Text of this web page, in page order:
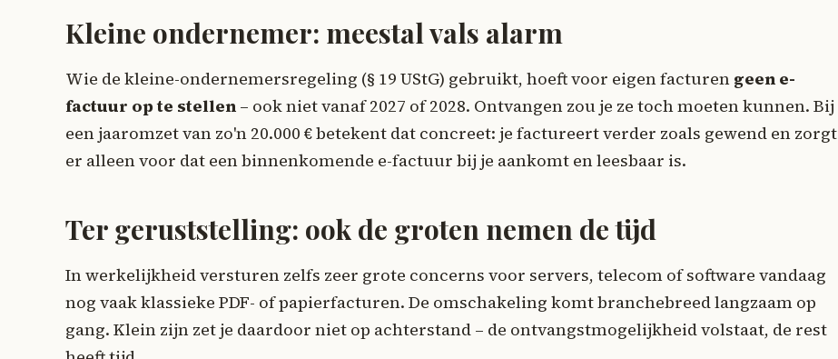
Kleine ondernemer: meestal vals alarm
Wie de kleine-ondernemersregeling (§ 19 UStG) gebruikt, hoeft voor eigen facturen geen e-
factuur op te stellen – ook niet vanaf 2027 of 2028. Ontvangen zou je ze toch moeten kunnen. Bij
een jaaromzet van zo'n 20.000 € betekent dat concreet: je factureert verder zoals gewend en zorgt
er alleen voor dat een binnenkomende e-factuur bij je aankomt en leesbaar is.
Ter geruststelling: ook de groten nemen de tijd
In werkelijkheid versturen zelfs zeer grote concerns voor servers, telecom of software vandaag
nog vaak klassieke PDF- of papierfacturen. De omschakeling komt branchebreed langzaam op
gang. Klein zijn zet je daardoor niet op achterstand – de ontvangstmogelijkheid volstaat, de rest